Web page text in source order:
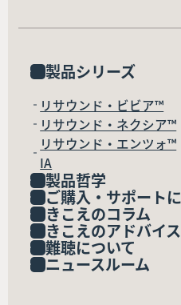
製品シリーズ
リサウンド・ビビア™
リサウンド・ネクシア™
リサウンド・エンツォ™
IA
製品哲学
ご購入・サポート
きこえのコラム
きこえのアドバイス
難聴について
ニュースルーム